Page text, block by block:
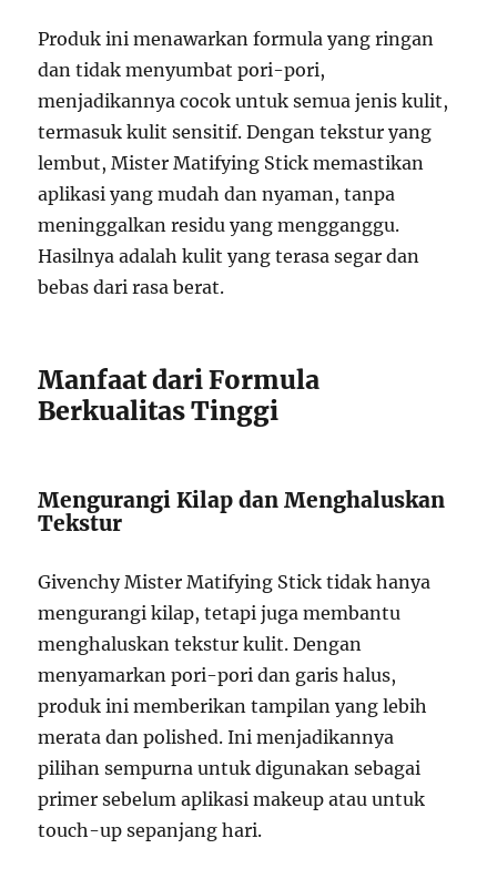
Produk ini menawarkan formula yang ringan
dan tidak menyumbat pori-pori,
menjadikannya cocok untuk semua jenis kulit,
termasuk kulit sensitif. Dengan tekstur yang
lembut, Mister Matifying Stick memastikan
aplikasi yang mudah dan nyaman, tanpa
meninggalkan residu yang mengganggu.
Hasilnya adalah kulit yang terasa segar dan
bebas dari rasa berat.
Manfaat dari Formula
Berkualitas Tinggi
Mengurangi Kilap dan Menghaluskan
Tekstur
Givenchy Mister Matifying Stick tidak hanya
mengurangi kilap, tetapi juga membantu
menghaluskan tekstur kulit. Dengan
menyamarkan pori-pori dan garis halus,
produk ini memberikan tampilan yang lebih
merata dan polished. Ini menjadikannya
pilihan sempurna untuk digunakan sebagai
primer sebelum aplikasi makeup atau untuk
touch-up sepanjang hari.